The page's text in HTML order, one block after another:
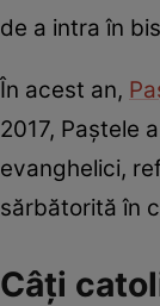
de a intra în
În acest an,
2017, Paştele
evanghelici,
sărbătorită în
Câți